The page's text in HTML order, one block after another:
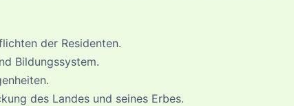
der Residenten.
Bildungssystem.
des Landes und seines Erbes.